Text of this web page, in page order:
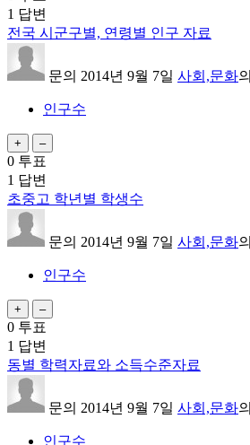
1 답변
전국 시군구별, 연령별 인구 자료
문의 2014년 9월 7일 사회,문화의
인구수
0 투표
1 답변
초중고 학년별 학생수
문의 2014년 9월 7일 사회,문화의
인구수
0 투표
1 답변
동별 학력자료와 소득수준자료
문의 2014년 9월 7일 사회,문화의
인구수